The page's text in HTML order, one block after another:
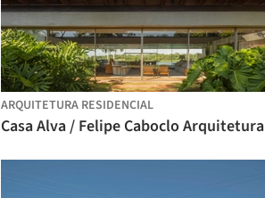
ARQUITETURA RESIDENCIAL
Casa Alva / Felipe Caboclo Arquitetura